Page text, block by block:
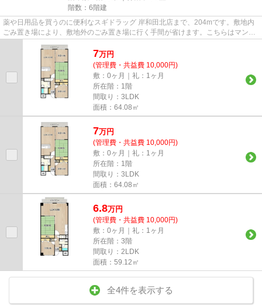
階数：6階建
薬や日用品を買うのに便利なスギドラッグ 岸和田北店まで、204mです。敷地内
ごみ置き場により、敷地外のごみ置き場に行く手間が省けます。こちらはマンシ
7万円
(管理費・共益費 10,000円)
敷：0ヶ月｜礼：1ヶ月
所在階：1階
間取り：3LDK
面積：64.08㎡
7万円
(管理費・共益費 10,000円)
敷：0ヶ月｜礼：1ヶ月
所在階：1階
間取り：3LDK
面積：64.08㎡
6.8万円
(管理費・共益費 10,000円)
敷：0ヶ月｜礼：1ヶ月
所在階：3階
間取り：2LDK
面積：59.12㎡
全4件を表示する